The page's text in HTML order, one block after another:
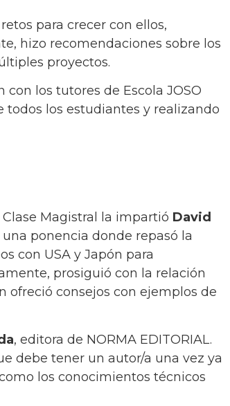
para crecer con ellos,
hizo recomendaciones sobre los
proyectos.
los tutores de Escola JOSO
todos los estudiantes y realizando
Magistral la impartió David
ponencia donde repasó la
con USA y Japón para
prosiguió con la relación
ofreció consejos con ejemplos de
, editora de NORMA EDITORIAL.
debe tener un autor/a una vez ya
los conocimientos técnicos